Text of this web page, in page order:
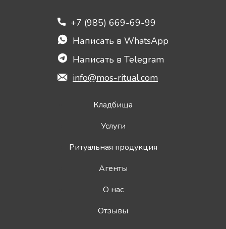
+7 (985) 669-69-99
Написать в WhatsApp
Написать в Telegram
info@mos-ritual.com
Кладбища
Услуги
Ритуальная продукция
Агенты
О нас
Отзывы